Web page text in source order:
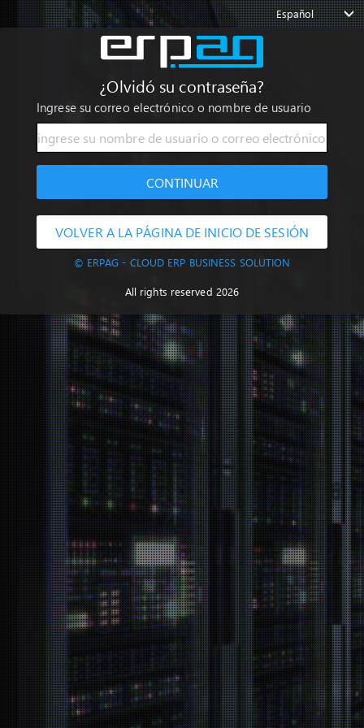
Español
¿Olvidó su contraseña?
Ingrese su correo electrónico o nombre de usuario
CONTINUAR
VOLVER A LA PÁGINA DE INICIO DE SESIÓN
© ERPAG - CLOUD ERP BUSINESS SOLUTION
All rights reserved 2026